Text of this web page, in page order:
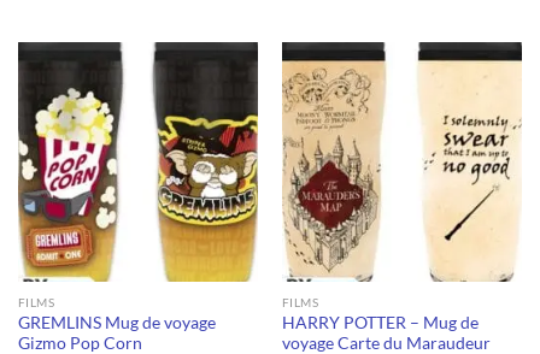
FILMS
GREMLINS Mug de voyage
Gizmo Pop Corn
FILMS
HARRY POTTER – Mug de
voyage Carte du Maraudeur